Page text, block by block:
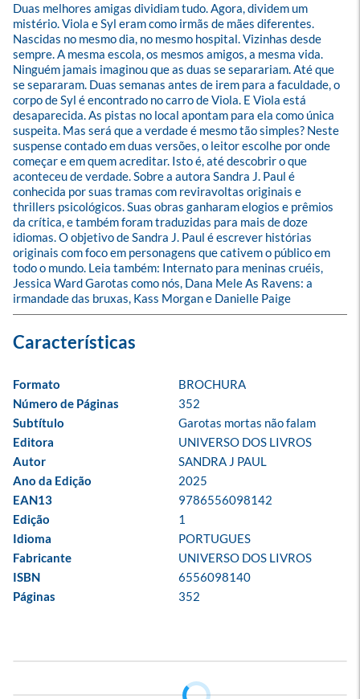
Duas melhores amigas dividiam tudo. Agora, dividem um
mistério. Viola e Syl eram como irmãs de mães diferentes.
Nascidas no mesmo dia, no mesmo hospital. Vizinhas desde
sempre. A mesma escola, os mesmos amigos, a mesma vida.
Ninguém jamais imaginou que as duas se separariam. Até que
se separaram. Duas semanas antes de irem para a faculdade, o
corpo de Syl é encontrado no carro de Viola. E Viola está
desaparecida. As pistas no local apontam para ela como única
suspeita. Mas será que a verdade é mesmo tão simples? Neste
suspense contado em duas versões, o leitor escolhe por onde
começar e em quem acreditar. Isto é, até descobrir o que
aconteceu de verdade. Sobre a autora Sandra J. Paul é
conhecida por suas tramas com reviravoltas originais e
thrillers psicológicos. Suas obras ganharam elogios e prêmios
da crítica, e também foram traduzidas para mais de doze
idiomas. O objetivo de Sandra J. Paul é escrever histórias
originais com foco em personagens que cativem o público em
todo o mundo. Leia também: Internato para meninas cruéis,
Jessica Ward Garotas como nós, Dana Mele As Ravens: a
irmandade das bruxas, Kass Morgan e Danielle Paige
Formato
BROCHURA
Número de Páginas
352
Subtítulo
Garotas mortas não falam
Editora
UNIVERSO DOS LIVROS
Autor
SANDRA J PAUL
Ano da Edição
2025
EAN13
9786556098142
Edição
1
Idioma
PORTUGUES
Fabricante
UNIVERSO DOS LIVROS
ISBN
6556098140
Páginas
352